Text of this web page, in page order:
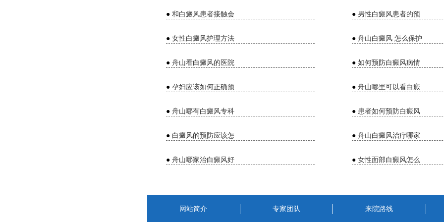
● 和白癜风患者接触会 ● 男性白癜风患者的预
● 女性白癜风护理方法 ● 舟山白癜风 怎么保护
● 舟山看白癜风的医院 ● 如何预防白癜风病情
● 孕妇应该如何正确预 ● 舟山哪里可以看白癜
● 舟山哪有白癜风专科 ● 患者如何预防白癜风
● 白癜风的预防应该怎 ● 舟山白癜风治疗哪家
● 舟山哪家治白癜风好 ● 女性面部白癜风怎么
网站简介 专家团队 来院路线